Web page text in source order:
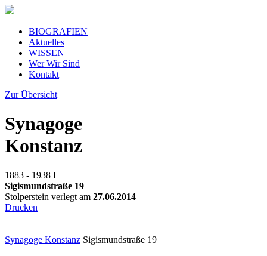
BIOGRAFIEN
Aktuelles
WISSEN
Wer Wir Sind
Kontakt
Zur Übersicht
Synagoge
Konstanz
1883 - 1938 I
Sigismundstraße 19
Stolperstein verlegt am 27.06.2014
Drucken
Synagoge Konstanz Sigismundstraße 19